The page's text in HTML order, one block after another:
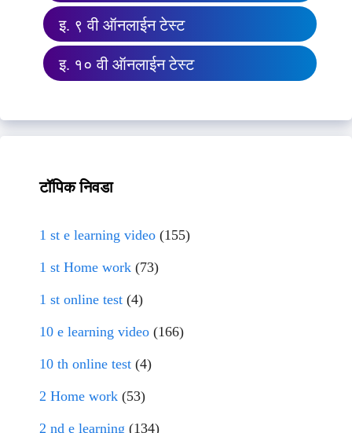
इ. ९ वी ऑनलाईन टेस्ट
इ. १० वी ऑनलाईन टेस्ट
टॉपिक निवडा
1 st e learning video (155)
1 st Home work (73)
1 st online test (4)
10 e learning video (166)
10 th online test (4)
2 Home work (53)
2 nd e learning (134)